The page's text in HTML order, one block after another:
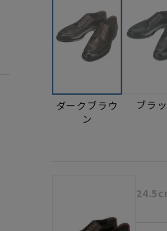
ダークブラウ
ン
ブラ